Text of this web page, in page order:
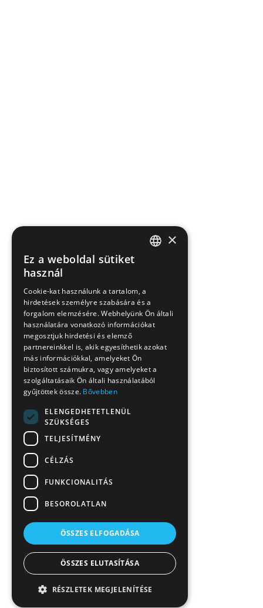
SK
RO
×
Ez a weboldal sütiket
használ
Cookie-kat használunk a tartalom, a
hirdetések személyre szabására és a
forgalom elemzésére. Webhelyünk Ön általi
használatára vonatkozó információkat
megosztjuk hirdetési és elemző
partnereinkkel is, akik egyesíthetik azokat
más információkkal, amelyeket Ön
biztosított számukra, vagy amelyeket a
szolgáltatásaik Ön általi használatából
gyűjtöttek össze. Bővebben
ELENGEDHETETLENÜL
SZÜKSÉGES
TELJESÍTMÉNY
CÉLZÁS
FUNKCIONALITÁS
BESOROLATLAN
ÖSSZES ELFOGADÁSA
ÖSSZES ELUTASÍTÁSA
RÉSZLETEK MEGJELENÍTÉSE